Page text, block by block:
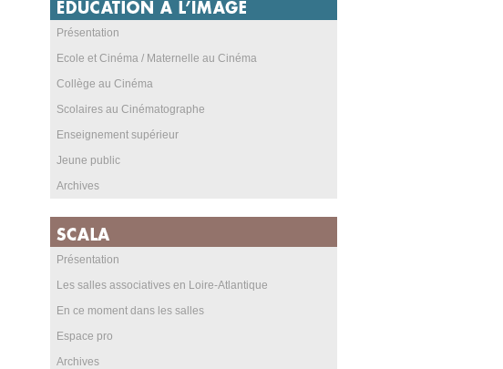
Présentation
Ecole et Cinéma / Maternelle au Cinéma
Collège au Cinéma
Scolaires au Cinématographe
Enseignement supérieur
Jeune public
Archives
Présentation
Les salles associatives en Loire-Atlantique
En ce moment dans les salles
Espace pro
Archives